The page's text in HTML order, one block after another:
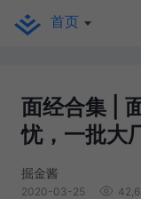
首页
面经合集 |
忧，一批大
掘金酱
2020-03-25